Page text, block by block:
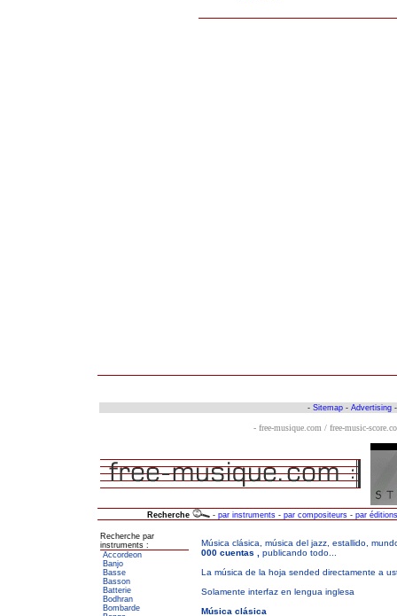
- Sitemap - Advertising
- free-musique.com / free-music-
Recherche - par instruments - par compositeurs - par éditions
Recherche par
instruments :
Accordeon
Banjo
Basse
Basson
Batterie
Bodhran
Bombarde